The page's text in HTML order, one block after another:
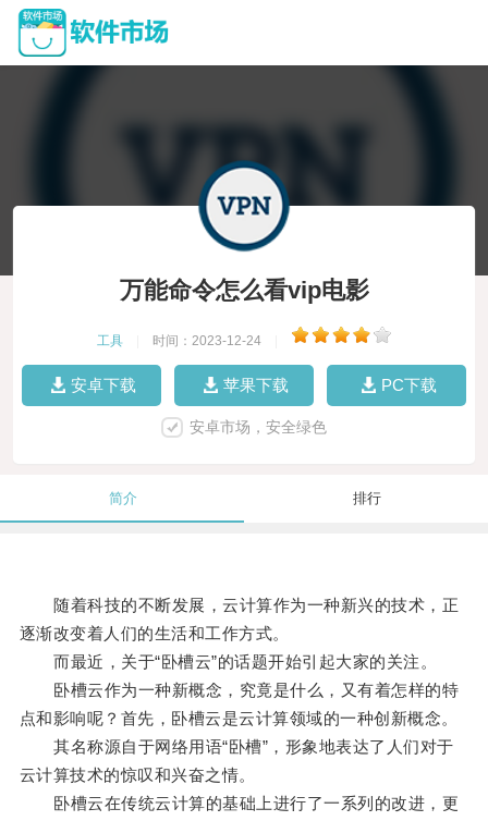
万能命令怎么看vip电影
工具 时间：2023-12-24
安卓下载 苹果下载 PC下载
安卓市场，安全绿色
简介 排行
随着科技的不断发展，云计算作为一种新兴的技术，正
逐渐改变着人们的生活和工作方式。
而最近，关于“卧槽云”的话题开始引起大家的关注。
卧槽云作为一种新概念，究竟是什么，又有着怎样的特
点和影响呢？首先，卧槽云是云计算领域的一种创新概念。
其名称源自于网络用语“卧槽”，形象地表达了人们对于
云计算技术的惊叹和兴奋之情。
卧槽云在传统云计算的基础上进行了一系列的改进，更